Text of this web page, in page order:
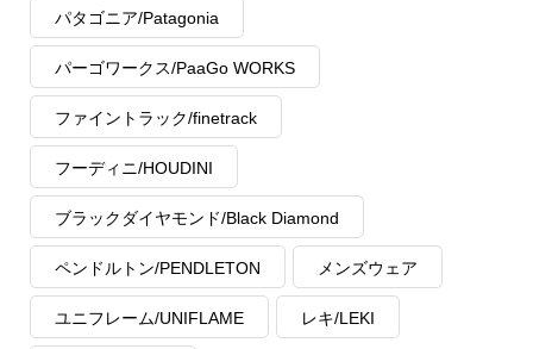
パタゴニア/Patagonia
パーゴワークス/PaaGo WORKS
ファイントラック/finetrack
フーディニ/HOUDINI
ブラックダイヤモンド/Black Diamond
ペンドルトン/PENDLETON メンズウェア
ユニフレーム/UNIFLAME レキ/LEKI